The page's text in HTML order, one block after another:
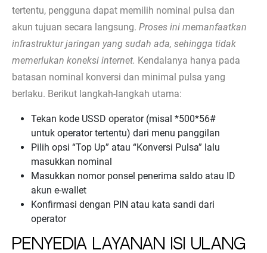
tertentu, pengguna dapat memilih nominal pulsa dan
akun tujuan secara langsung. Proses ini memanfaatkan
infrastruktur jaringan yang sudah ada, sehingga tidak
memerlukan koneksi internet. Kendalanya hanya pada
batasan nominal konversi dan minimal pulsa yang
berlaku. Berikut langkah-langkah utama:
Tekan kode USSD operator (misal *500*56#
untuk operator tertentu) dari menu panggilan
Pilih opsi “Top Up” atau “Konversi Pulsa” lalu
masukkan nominal
Masukkan nomor ponsel penerima saldo atau ID
akun e-wallet
Konfirmasi dengan PIN atau kata sandi dari
operator
Penyedia Layanan Isi Ulang